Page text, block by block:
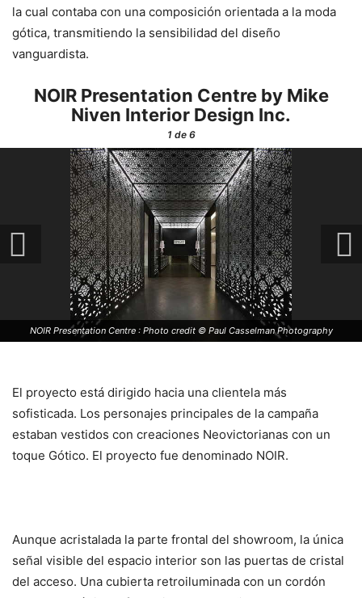
la cual contaba con una composición orientada a la moda
gótica, transmitiendo la sensibilidad del diseño
vanguardista.
NOIR Presentation Centre by Mike
Niven Interior Design Inc.
1de 6
NOIR Presentation Centre : Photo credit © Paul Casselman Photography
El proyecto está dirigido hacia una clientela más
sofisticada. Los personajes principales de la campaña
estaban vestidos con creaciones Neovictorianas con un
toque Gótico. El proyecto fue denominado NOIR.
Aunque acristalada la parte frontal del showroom, la única
señal visible del espacio interior son las puertas de cristal
del acceso. Una cubierta retroiluminada con un cordón